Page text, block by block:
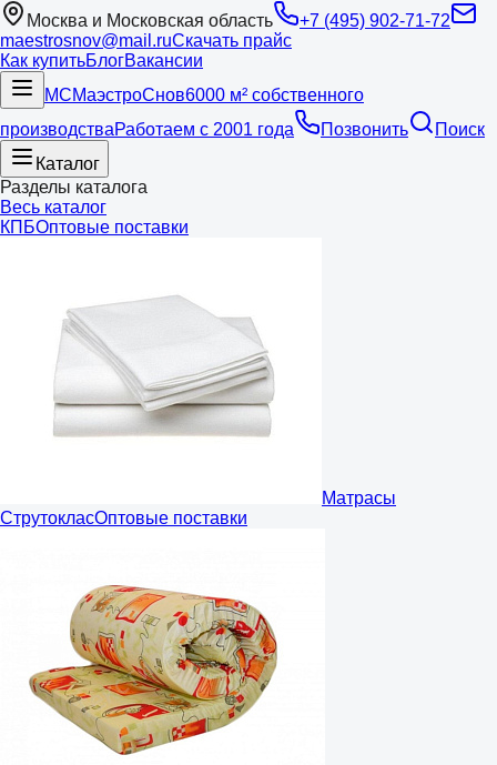
Москва и Московская область
+7 (495) 902-71-72
maestrosnov@mail.ruСкачать прайс
Как купитьБлогВакансии
МСМаэстроСнов6000 м² собственного
производстваРаботаем с 2001 года Позвонить
Поиск
Каталог
Разделы каталога
Весь каталог
КПБОптовые поставки
Матрасы
СтрутокласОптовые поставки